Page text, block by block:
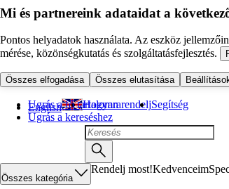
Mi és partnereink adataidat a
Pontos helyadatok használata. Az eszköz
mérése, közönségkutatás és szolgáltatásfejlesztés.
Összes elfogadása Összes elutasítása
Ugrás a fő tartalomra
Ugrás a kereséshez
English Hogyan rendeljSegítség
Összes kategória
Rendelj most!Kedvenceim